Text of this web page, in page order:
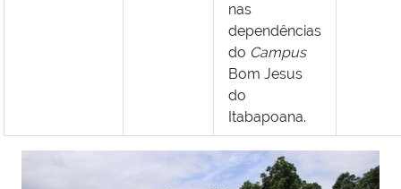
nas
dependências
do Campus
Bom Jesus
do
Itabapoana.